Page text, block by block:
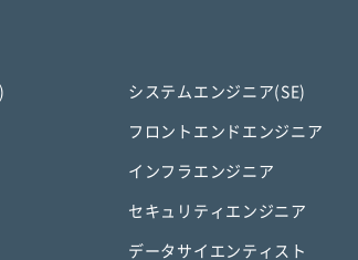
システムエンジニア(SE)
フロントエンドエンジニア
インフラエンジニア
セキュリティエンジニア
データサイエンティスト